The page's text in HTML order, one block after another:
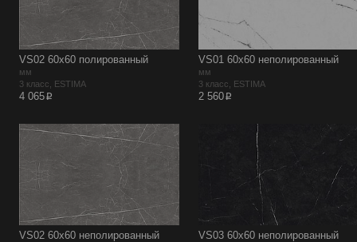
VS02 60х60 полированный
мм
3 класс, ESTIMA
4 065p
VS01 60х60 неполированный
мм
3 класс, ESTIMA
2 560p
VS02 60х60 неполированный VS03 60х60 неполированный